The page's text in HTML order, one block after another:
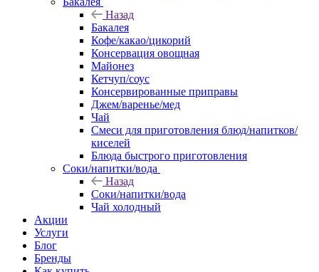
Назад
Бакалея
Кофе/какао/цикорий
Консервация овощная
Майонез
Кетчуп/соус
Консервированные приправы
Джем/варенье/мед
Чай
Смеси для приготовления блюд/напитков/
киселей
Блюда быстрого приготовления
Соки/напитки/вода
Назад
Соки/напитки/вода
Чай холодный
Акции
Услуги
Блог
Бренды